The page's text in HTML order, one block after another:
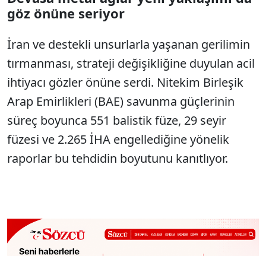
göz önüne seriyor
İran ve destekli unsurlarla yaşanan gerilimin
tırmanması, strateji değişikliğine duyulan acil
ihtiyacı gözler önüne serdi. Nitekim Birleşik
Arap Emirlikleri (BAE) savunma güçlerinin
süreç boyunca 551 balistik füze, 29 seyir
füzesi ve 2.265 İHA engellediğine yönelik
raporlar bu tehdidin boyutunu kanıtlıyor.